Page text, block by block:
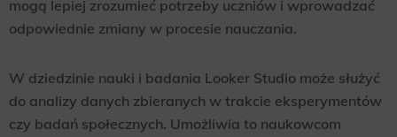
mogą lepiej zrozumieć potrzeby uczniów i wprowadzać
odpowiednie zmiany w procesie nauczania.
W dziedzinie nauki i badania Looker Studio może służyć
do analizy danych zbieranych w trakcie eksperymentów
czy badań społecznych. Umożliwia to naukowcom